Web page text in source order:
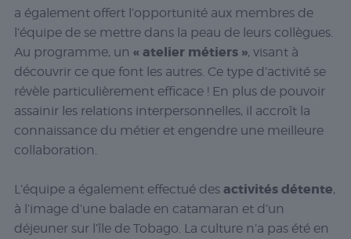
a également offert l’opportunité aux membres de
l’équipe de se mettre dans la peau de leurs collègues.
Au programme, un « atelier métiers », visant à
découvrir ce que font les autres. Ce type d’activité se
révèle particulièrement efficace ! En plus de pouvoir
assainir les relations interpersonnelles, il accroît la
connaissance du métier et engendre une meilleure
collaboration.
L’équipe a également effectué des activités détente,
à l’image d’une balade en catamaran et d’un
déjeuner sur l’île de Tobago. La culture n’a pas été en